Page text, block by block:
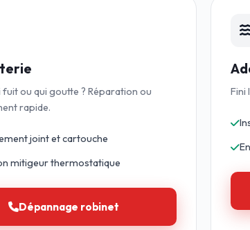
fuit ou qui goutte ? Réparation ou
rapide.
joint et cartouche
mitigeur thermostatique
Dépannage robinet
Fini